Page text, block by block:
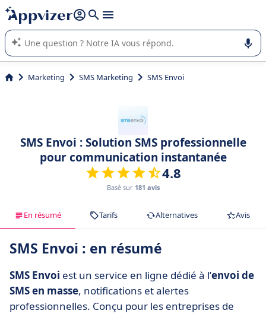
répondre (plusieurs lignes avec
L'IA de Appvizer vous guide dans l'utilisation ou la sélection de
logiciel SaaS en entreprise.
Marketing SMS Marketing SMS Envoi
SMS Envoi : Solution SMS professionnelle
pour communication instantanée
4.8
Basé sur 181 avis
En résumé Tarifs Alternatives Avis
SMS Envoi : en résumé
SMS Envoi est un service en ligne dédié à l’envoi de
SMS en masse, notifications et alertes
professionnelles. Conçu pour les entreprises de